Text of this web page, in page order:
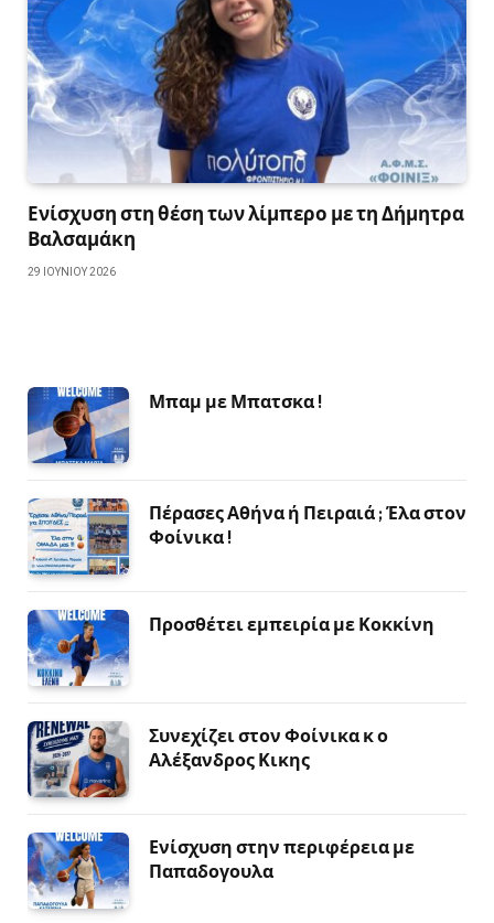
Ενίσχυση στη θέση των λίμπερο με τη Δήμητρα
Βαλσαμάκη
29 ΙΟΥΝΊΟΥ 2026
Μπαμ με Μπατσκα !
Πέρασες Αθήνα ή Πειραιά ; Έλα στον
Φοίνικα !
Προσθέτει εμπειρία με Κοκκίνη
Συνεχίζει στον Φοίνικα κ ο
Αλέξανδρος Κικης
Ενίσχυση στην περιφέρεια με
Παπαδογουλα